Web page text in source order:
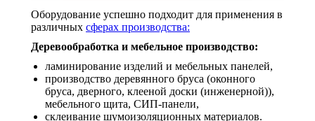
Оборудование успешно подходит для применения в
различных сферах производства:
Деревообработка и мебельное производство:
ламинирование изделий и мебельных панелей,
производство деревянного бруса (оконного
бруса, дверного, клееной доски (инженерной)),
мебельного щита, СИП-панели,
склеивание шумоизоляционных материалов.